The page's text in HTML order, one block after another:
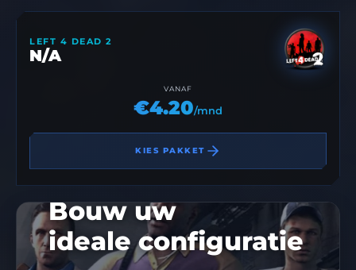
LEFT 4 DEAD 2
N/A
VANAF
€4.20/mnd
KIES PAKKET
Bouw uw
ideale configuratie